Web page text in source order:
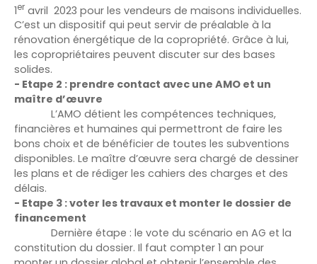
1er avril 2023 pour les vendeurs de maisons individuelles.
C’est un dispositif qui peut servir de préalable à la
rénovation énergétique de la copropriété. Grâce à lui,
les copropriétaires peuvent discuter sur des bases
solides.
- Etape 2 : prendre contact avec une AMO et un
maître d’œuvre
L’AMO détient les compétences techniques,
financières et humaines qui permettront de faire les
bons choix et de bénéficier de toutes les subventions
disponibles. Le maître d’œuvre sera chargé de dessiner
les plans et de rédiger les cahiers des charges et des
délais.
- Etape 3 : voter les travaux et monter le dossier de
financement
Dernière étape : le vote du scénario en AG et la
constitution du dossier. Il faut compter 1 an pour